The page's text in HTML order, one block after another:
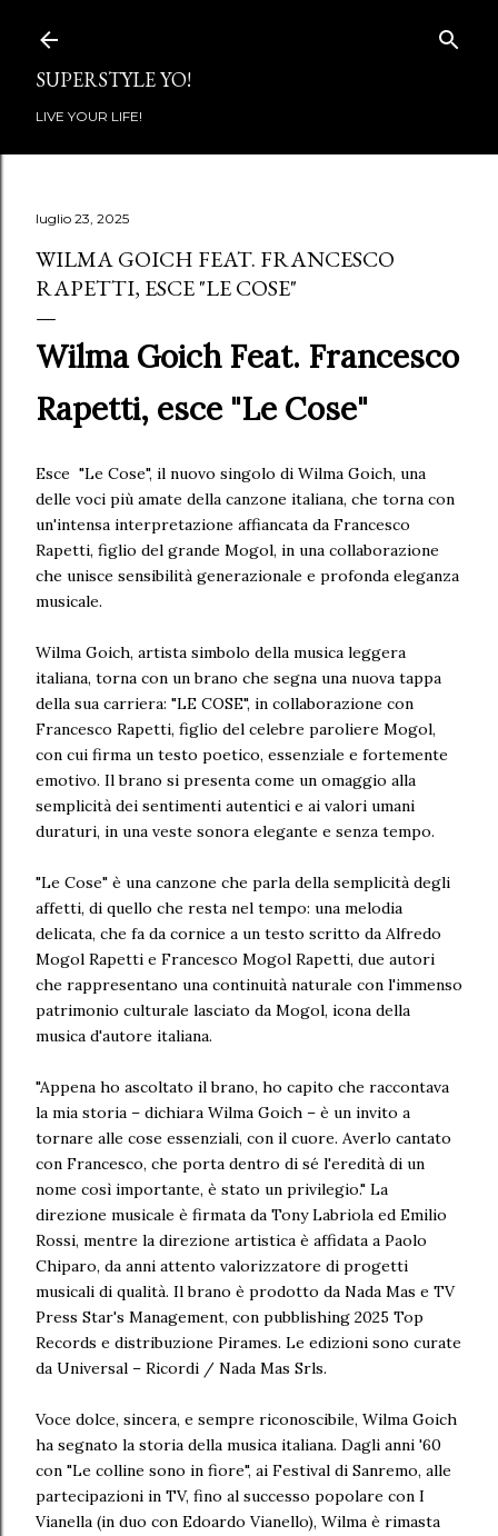
SUPERSTYLE YO!
LIVE YOUR LIFE!
luglio 23, 2025
WILMA GOICH FEAT. FRANCESCO
RAPETTI, ESCE "LE COSE"
Wilma Goich Feat. Francesco
Rapetti, esce "Le Cose"
Esce "Le Cose", il nuovo singolo di Wilma Goich, una
delle voci più amate della canzone italiana, che torna con
un'intensa interpretazione affiancata da Francesco
Rapetti, figlio del grande Mogol, in una collaborazione
che unisce sensibilità generazionale e profonda eleganza
musicale.
Wilma Goich, artista simbolo della musica leggera
italiana, torna con un brano che segna una nuova tappa
della sua carriera: "LE COSE", in collaborazione con
Francesco Rapetti, figlio del celebre paroliere Mogol,
con cui firma un testo poetico, essenziale e fortemente
emotivo. Il brano si presenta come un omaggio alla
semplicità dei sentimenti autentici e ai valori umani
duraturi, in una veste sonora elegante e senza tempo.
"Le Cose" è una canzone che parla della semplicità degli
affetti, di quello che resta nel tempo: una melodia
delicata, che fa da cornice a un testo scritto da Alfredo
Mogol Rapetti e Francesco Mogol Rapetti, due autori
che rappresentano una continuità naturale con l'immenso
patrimonio culturale lasciato da Mogol, icona della
musica d'autore italiana.
"Appena ho ascoltato il brano, ho capito che raccontava
la mia storia – dichiara Wilma Goich – è un invito a
tornare alle cose essenziali, con il cuore. Averlo cantato
con Francesco, che porta dentro di sé l'eredità di un
nome così importante, è stato un privilegio." La
direzione musicale è firmata da Tony Labriola ed Emilio
Rossi, mentre la direzione artistica è affidata a Paolo
Chiparo, da anni attento valorizzatore di progetti
musicali di qualità. Il brano è prodotto da Nada Mas e TV
Press Star's Management, con pubblishing 2025 Top
Records e distribuzione Pirames. Le edizioni sono curate
da Universal – Ricordi / Nada Mas Srls.
Voce dolce, sincera, e sempre riconoscibile, Wilma Goich
ha segnato la storia della musica italiana. Dagli anni '60
con "Le colline sono in fiore", ai Festival di Sanremo, alle
partecipazioni in TV, fino al successo popolare con I
Vianella (in duo con Edoardo Vianello), Wilma è rimasta